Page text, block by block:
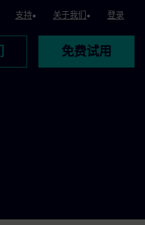
支持 关于我们 登录
免费试用